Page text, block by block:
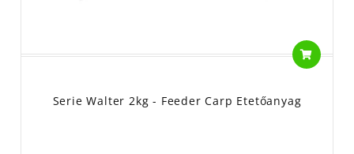
Serie Walter 2kg - Feeder Carp Etetőanyag